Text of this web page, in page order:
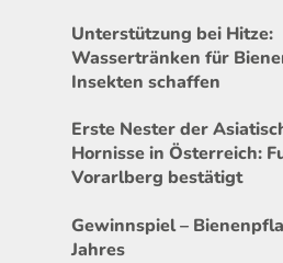
Unterstützung bei Hitze:
Wassertränken für
Insekten schaffen
Erste Nester der
Hornisse in Österreich:
Vorarlberg bestätigt
Gewinnspiel –
Jahres